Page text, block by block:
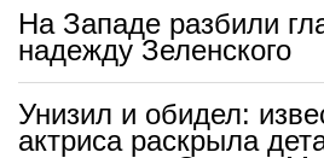
На Западе разбили
надежду Зеленского
Унизил и обидел:
актриса раскрыла